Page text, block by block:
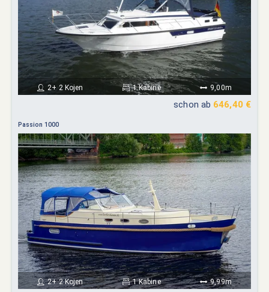
2+ 2 Kojen 1 Kabine 9,00m
schon ab 646,40 €
Passion 1000
2+ 2 Kojen 1 Kabine 9,99m